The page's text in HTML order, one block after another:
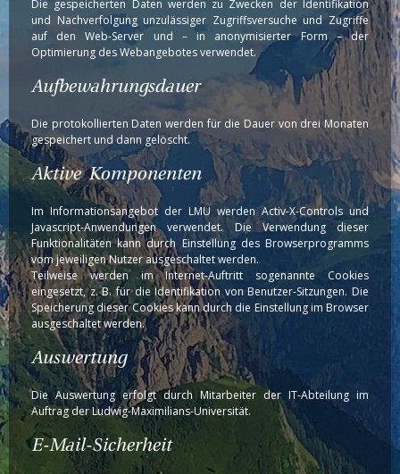
Die gespeicherten Daten werden zu Zwecken der Identifikation
und Nachverfolgung unzulässiger Zugriffsversuche und Zugriffe
auf den Web-Server und – in anonymisierter Form – der
Optimierung des Webangebotes verwendet.
Aufbewahrungsdauer
Die protokollierten Daten werden für die Dauer von drei Monaten
gespeichert und dann gelöscht.
Aktive Komponenten
Im Informationsangebot der LMU werden Activ-X-Controls und
Javascript-Anwendungen verwendet. Die Verwendung dieser
Funktionalitäten kann durch Einstellung des Browserprogramms
vom jeweiligen Nutzer ausgeschaltet werden.
Teilweise werden im Internet-Auftritt sogenannte Cookies
eingesetzt, z. B. für die Identifikation von Benutzer-Sitzungen. Die
Speicherung dieser Cookies kann durch die Einstellung im Browser
ausgeschaltet werden.
Auswertung
Die Auswertung erfolgt durch Mitarbeiter der IT-Abteilung im
Auftrag der Ludwig-Maximilians-Universität.
E-Mail-Sicherheit